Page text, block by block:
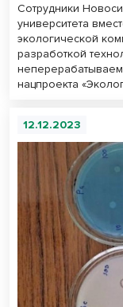
Сотрудники
университета
экологической
разработкой
нацпроекта
12.12.2023